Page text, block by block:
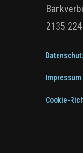
2135
Impressum
Cookie-